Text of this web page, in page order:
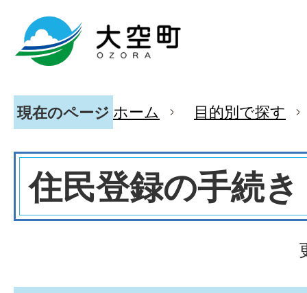
現在のページ ホーム 目的別で探す
住民登録の手続き